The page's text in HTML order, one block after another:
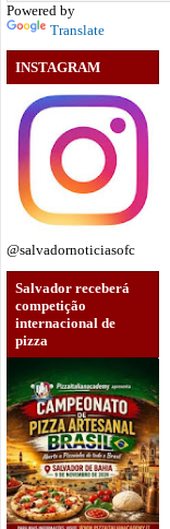
Powered by
Translate
INSTAGRAM
@salvadornoticiasofc
Salvador receberá
competição
internacional de
pizza